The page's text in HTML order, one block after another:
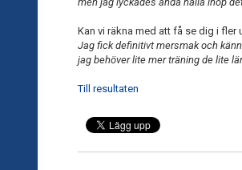
Kan vi räkna med att få se dig i fler
Jag fick definitivt mersmak och
jag behöver lite mer träning de lite
Till resultaten